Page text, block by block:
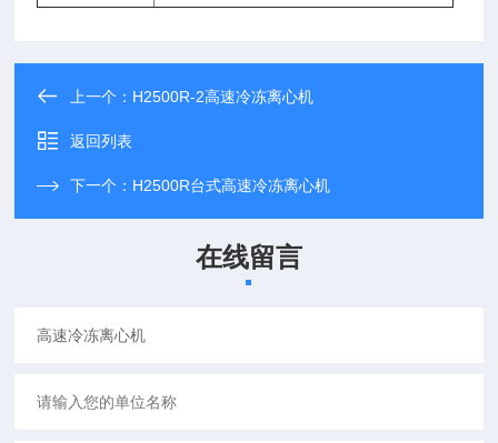
上一个： H2500R-2高速冷冻离心机
返回列表
下一个： H2500R台式高速冷冻离心机
在线留言